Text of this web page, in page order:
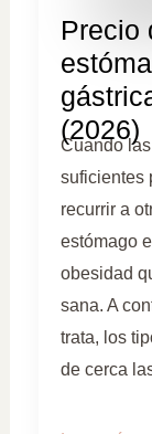
Precio
(2026)
Cuando
suficientes
recurrir a
estómago
obesidad
sana. A
trata, los
de cerca